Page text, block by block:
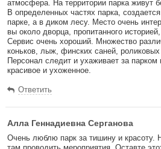
атмосфера. На территории парка живут
В определенных частях парка,
парке, а в диком лесу. Место очень
вы около дворца, пропитанного
Сервис очень хороший. Множество
коньков, лыж, финских саней, роликовых
Персонал следит и ухаживает за
красивое и ухоженное.
Ответить
Алла Геннадиевна Серганова
Очень люблю парк за тишину и красоту.